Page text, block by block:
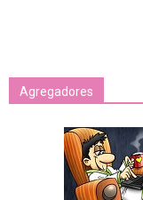
Agregadores